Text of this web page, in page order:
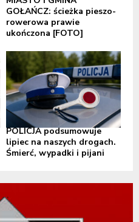
GOŁAŃCZ: ścieżka pieszo-
rowerowa prawie
ukończona [FOTO]
POLICJA podsumowuje
lipiec na naszych drogach.
Śmierć, wypadki i pijani